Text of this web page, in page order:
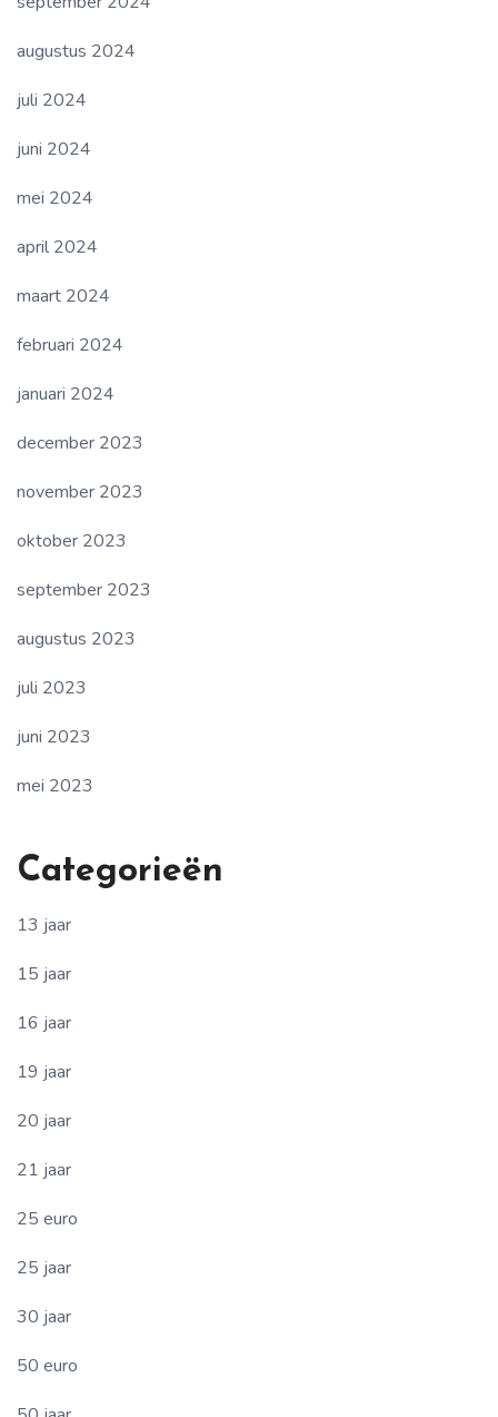
augustus 2024
juli 2024
juni 2024
mei 2024
april 2024
maart 2024
februari 2024
januari 2024
december 2023
november 2023
oktober 2023
september 2023
augustus 2023
juli 2023
juni 2023
mei 2023
Categorieën
13 jaar
15 jaar
16 jaar
19 jaar
20 jaar
21 jaar
25 euro
25 jaar
30 jaar
50 euro